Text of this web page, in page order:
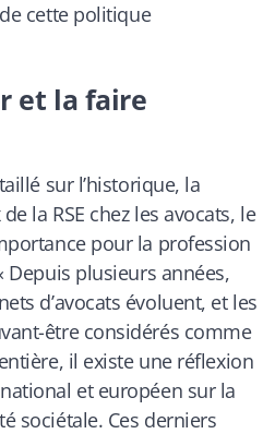
cette politique
et la faire
sur l’historique, la
la RSE chez les avocats, le
pour la profession
Depuis plusieurs années,
d’avocats évoluent, et les
être considérés comme
il existe une réflexion
et européen sur la
sociétale. Ces derniers